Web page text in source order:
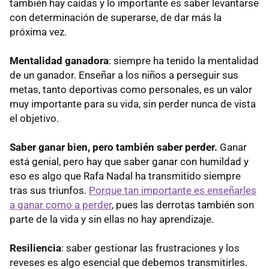
también hay caídas y lo importante es saber levantarse
con determinación de superarse, de dar más la
próxima vez.
Mentalidad ganadora: siempre ha tenido la mentalidad
de un ganador. Enseñar a los niños a perseguir sus
metas, tanto deportivas como personales, es un valor
muy importante para su vida, sin perder nunca de vista
el objetivo.
Saber ganar bien, pero también saber perder. Ganar
está genial, pero hay que saber ganar con humildad y
eso es algo que Rafa Nadal ha transmitido siempre
tras sus triunfos. Porque tan importante es enseñarles
a ganar como a perder, pues las derrotas también son
parte de la vida y sin ellas no hay aprendizaje.
Resiliencia: saber gestionar las frustraciones y los
reveses es algo esencial que debemos transmitirles.